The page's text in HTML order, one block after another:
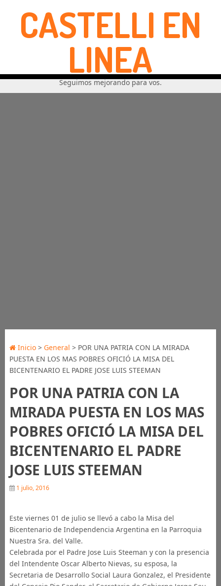
CASTELLI EN
LINEA
Seguimos mejorando para vos.
Inicio> General > POR UNA PATRIA CON LA MIRADA
PUESTA EN LOS MAS POBRES OFICIÓ LA MISA DEL
BICENTENARIO EL PADRE JOSE LUIS STEEMAN
POR UNA PATRIA CON LA
MIRADA PUESTA EN LOS MAS
POBRES OFICIÓ LA MISA DEL
BICENTENARIO EL PADRE
JOSE LUIS STEEMAN
1 julio, 2016
Este viernes 01 de julio se llevó a cabo la Misa del
Bicentenario de Independencia Argentina en la Parroquia
Nuestra Sra. del Valle.
Celebrada por el Padre Jose Luis Steeman y con la presencia
del Intendente Oscar Alberto Nievas, su esposa, la
Secretaria de Desarrollo Social Laura Gonzalez, el Presidente